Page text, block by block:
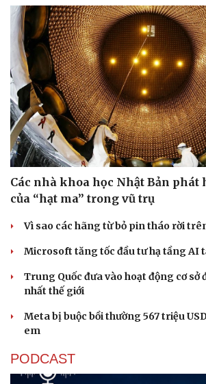
Sức khỏe
Cây thuốc
Sản phụ khoa
Nhi khoa
Nam khoa
Làm đẹp - giảm cân
Phòng mạch online
Đời sống
Blog
Tình
Các nhà khoa học Nhật Bản phát
của “hạt ma” trong vũ trụ
Vì sao các hãng từ bỏ pin tháo rời
Microsoft tăng tốc đầu tư hạ tầng AI
Trung Quốc đưa vào hoạt động cơ sở
nhất thế giới
Meta bị buộc bồi thường 567 triệu
em
PODCAST